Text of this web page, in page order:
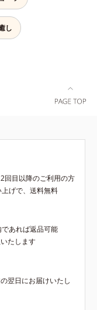
できないので、補うケア
のです。使用方法は簡
手にとって、タオルドラ
または乾いた髪）に、毛
ます。さらに高保水ミルク
るおいを逃がさないよう
します。*1 ダイズステ
ペンタン酸イソデシル配
果の高い毛髪保護成分各
。・BEAUTY夏祭りは、
ッセンスインヘアオイル
し
回目以降のご利用の方
げで、送料無料
あれば返品可能
たします
翌日にお届けいたし